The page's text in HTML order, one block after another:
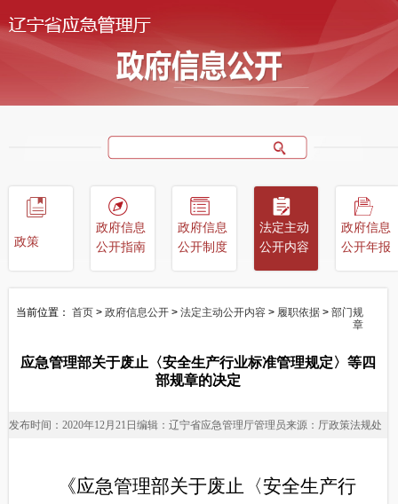
政策
政府信息
公开指南
政府信息
公开制度
法定主动
公开内容
政府信息
公开年报
当前位置： 首页> 政府信息公开> 法定主动公开内容> 履职依据> 部门规
章
应急管理部关于废止〈安全生产行业标准管理规定〉等四
部规章的决定
发布时间：2020年12月21日 编辑：辽宁省应急管理厅管理员来源：厅政策法规处
《应急管理部关于废止〈安全生产行